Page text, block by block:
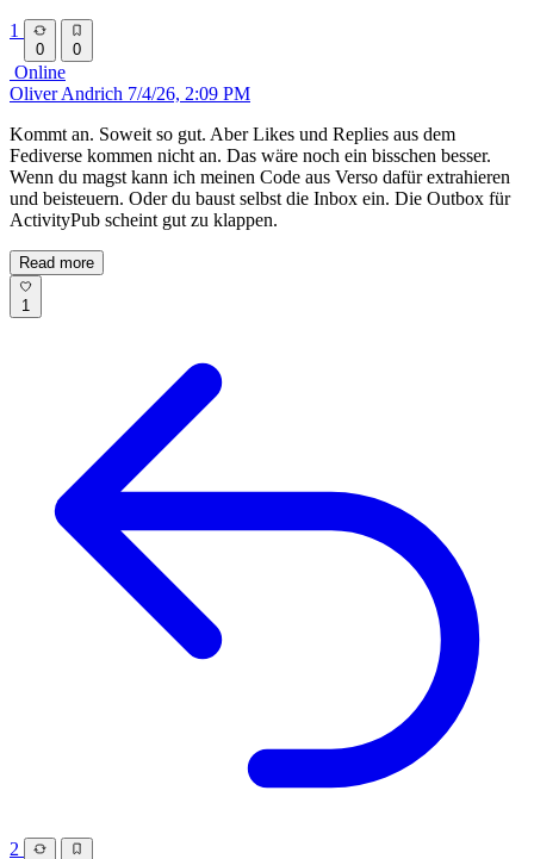
1
0 0
Online
Oliver Andrich 7/4/26, 2:09 PM
Kommt an. Soweit so gut. Aber Likes und Replies aus dem
Fediverse kommen nicht an. Das wäre noch ein bisschen besser.
Wenn du magst kann ich meinen Code aus Verso dafür extrahieren
und beisteuern. Oder du baust selbst die Inbox ein. Die Outbox für
ActivityPub scheint gut zu klappen.
Read more
1
2